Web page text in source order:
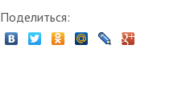
Поделиться: